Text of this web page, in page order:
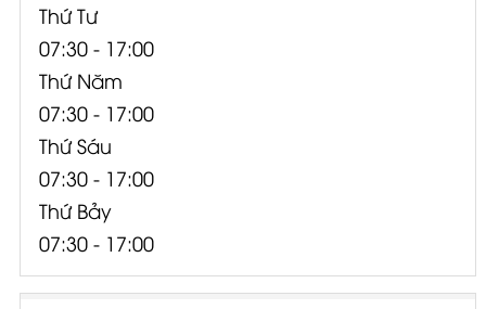
Thứ Tư
07:30 - 17:00
Thứ Năm
07:30 - 17:00
Thứ Sáu
07:30 - 17:00
Thứ Bảy
07:30 - 17:00